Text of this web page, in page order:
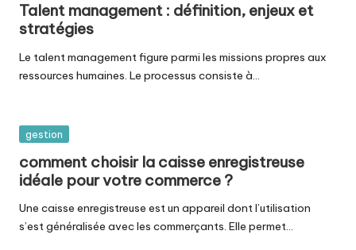
Talent management : définition, enjeux et
stratégies
Le talent management figure parmi les missions propres aux
ressources humaines. Le processus consiste à…
Posted
gestion
comment choisir la caisse enregistreuse
idéale pour votre commerce ?
Une caisse enregistreuse est un appareil dont l’utilisation
s’est généralisée avec les commerçants. Elle permet…